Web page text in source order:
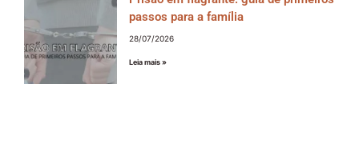
passos para a família
28/07/2026
Leia mais »